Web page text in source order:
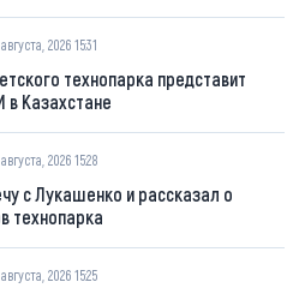
2026 15:31
технопарка представит
в Казахстане
2026 15:28
с Лукашенко и рассказал о
технопарка
2026 15:25